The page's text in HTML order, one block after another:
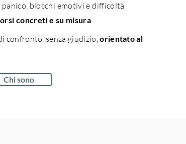
blocchi emotivi e difficoltà
concreti e su misura.
confronto, senza giudizio,orientato al
Chi sono